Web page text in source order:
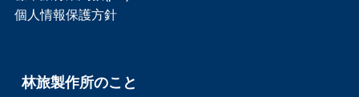
個人情報保護方針
林旅製作所のこと